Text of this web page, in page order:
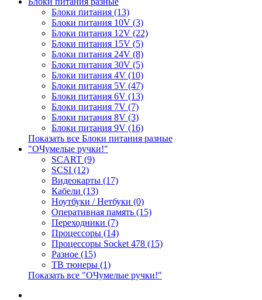
Блоки питания (13)
Блоки питания 10V (3)
Блоки питания 12V (22)
Блоки питания 15V (5)
Блоки питания 24V (8)
Блоки питания 30V (5)
Блоки питания 4V (10)
Блоки питания 5V (47)
Блоки питания 6V (13)
Блоки питания 7V (7)
Блоки питания 8V (3)
Блоки питания 9V (16)
Показать все Блоки питания разные
"ОЧумелые ручки!"
SCART (9)
SCSI (12)
Видеокарты (17)
Кабели (13)
Ноутбуки / Нетбуки (0)
Оперативная память (15)
Переходники (7)
Процессоры (14)
Процессоры Socket 478 (15)
Разное (15)
ТВ тюнеры (1)
Показать все "ОЧумелые ручки!"